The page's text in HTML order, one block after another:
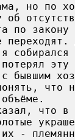
но по
об
по закону
собирался
эту
бывшим
что
что в
-